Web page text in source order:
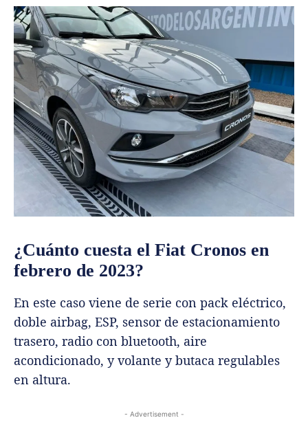
¿Cuánto cuesta el Fiat Cronos en
febrero de 2023?
En este caso viene de serie con pack eléctrico,
doble airbag, ESP, sensor de estacionamiento
trasero, radio con bluetooth, aire
acondicionado, y volante y butaca regulables
en altura.
- Advertisement -